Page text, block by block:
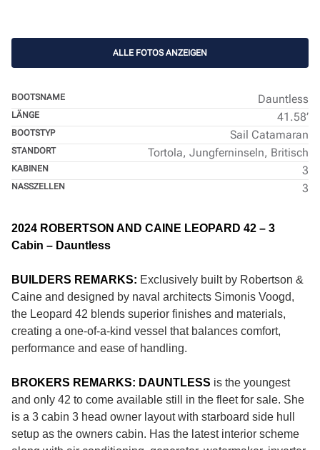
ALLE FOTOS ANZEIGEN
BOOTSNAME Dauntless
LÄNGE 41.58’
BOOTSTYP Sail Catamaran
STANDORT Tortola, Jungferninseln, Britisch
KABINEN 3
NASSZELLEN 3
2024 ROBERTSON AND CAINE LEOPARD 42 – 3
Cabin – Dauntless
BUILDERS REMARKS: Exclusively built by Robertson &
Caine and designed by naval architects Simonis Voogd,
the Leopard 42 blends superior finishes and materials,
creating a one-of-a-kind vessel that balances comfort,
performance and ease of handling.
BROKERS REMARKS: DAUNTLESS is the youngest
and only 42 to come available still in the fleet for sale. She
is a 3 cabin 3 head owner layout with starboard side hull
setup as the owners cabin. Has the latest interior scheme